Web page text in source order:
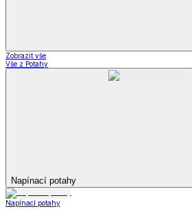
Zobrazit vše
Vše z Potahy
Napínací potahy
Napínací potahy